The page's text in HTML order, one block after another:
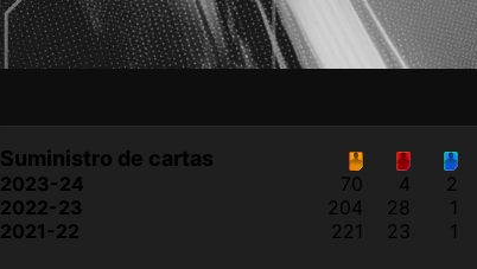
Suministro de cartas
2023-24 70 4 2
2022-23
204 28 1
2021-22
221 23 1